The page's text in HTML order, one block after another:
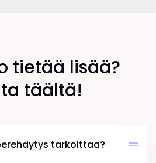
tietää lisää?
täältä!
tarkoittaa?